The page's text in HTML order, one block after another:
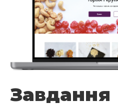
Завдання